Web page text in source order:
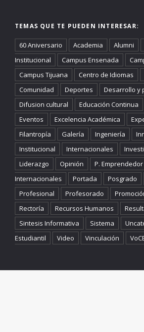
TEMAS QUE TE PUEDEN INTERESAR:
60 Aniversario Academia Alumni
Institucional
Campus Ensenada
Campus Tijuana
Centro de Idiomas
Comunidad
Deportes
Desarrollo y
Difusion cultural
Educación Continua
Eventos
Excelencia Académica
Filantropía
Galería Ingeniería
Institucional
Internacionales
Liderazgo
Opinión P. Emprendedor
Internacionales
Portada Posgrado
Profesional
Profesorado
Rectoría
Recursos Humanos
Sintesis Informativa
Sistema
Estudiantil
Video Vinculación